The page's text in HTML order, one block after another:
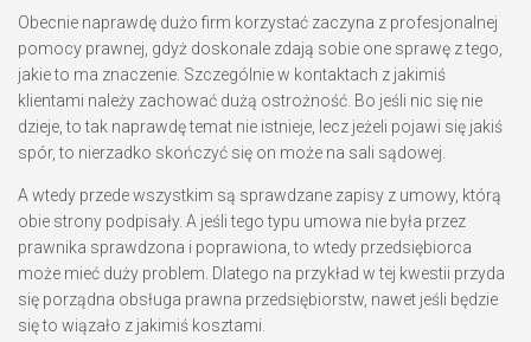
Obecnie naprawdę dużo firm korzystać zaczyna z profesjonalnej
pomocy prawnej, gdyż doskonale zdają sobie one sprawę z tego,
jakie to ma znaczenie. Szczególnie w kontaktach z jakimiś
klientami należy zachować dużą ostrożność. Bo jeśli nic się nie
dzieje, to tak naprawdę temat nie istnieje, lecz jeżeli pojawi się jakiś
spór, to nierzadko skończyć się on może na sali sądowej.
A wtedy przede wszystkim są sprawdzane zapisy z umowy, którą
obie strony podpisały. A jeśli tego typu umowa nie była przez
prawnika sprawdzona i poprawiona, to wtedy przedsiębiorca
może mieć duży problem. Dlatego na przykład w tej kwestii przyda
się porządna obsługa prawna przedsiębiorstw, nawet jeśli będzie
się to wiązało z jakimiś kosztami.